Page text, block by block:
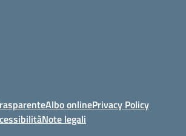
Albo onlinePrivacy Policy
Note legali